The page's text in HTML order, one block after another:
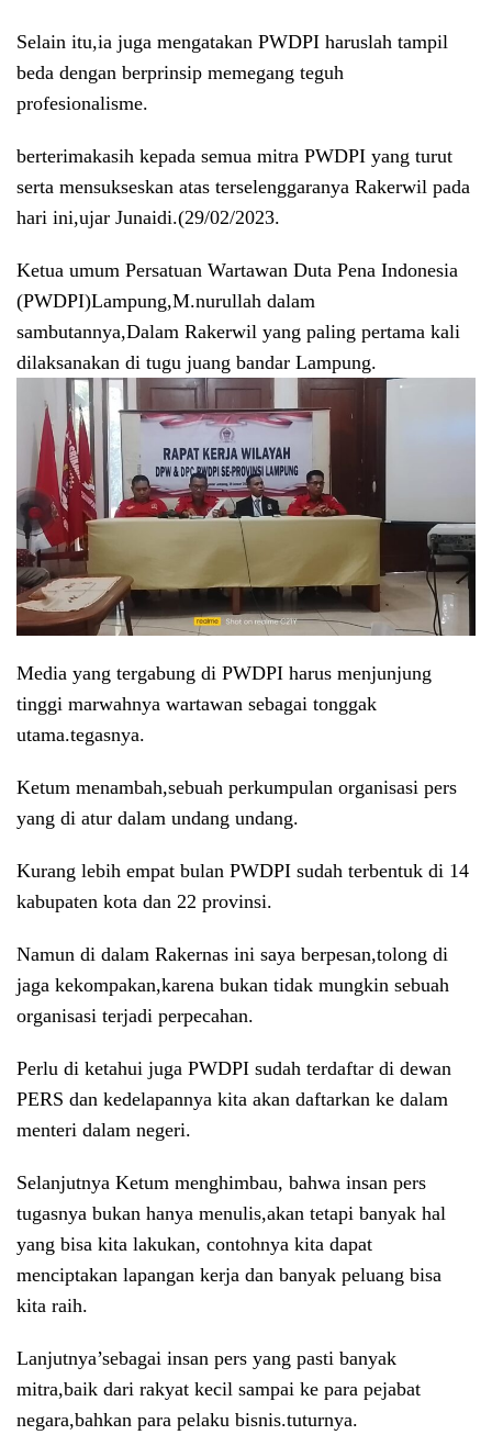
Selain itu,ia juga mengatakan PWDPI haruslah tampil
beda dengan berprinsip memegang teguh
profesionalisme.
berterimakasih kepada semua mitra PWDPI yang turut
serta mensukseskan atas terselenggaranya Rakerwil pada
hari ini,ujar Junaidi.(29/02/2023.
Ketua umum Persatuan Wartawan Duta Pena Indonesia
(PWDPI)Lampung,M.nurullah dalam
sambutannya,Dalam Rakerwil yang paling pertama kali
dilaksanakan di tugu juang bandar Lampung.
Media yang tergabung di PWDPI harus menjunjung
tinggi marwahnya wartawan sebagai tonggak
utama.tegasnya.
Ketum menambah,sebuah perkumpulan organisasi pers
yang di atur dalam undang undang.
Kurang lebih empat bulan PWDPI sudah terbentuk di 14
kabupaten kota dan 22 provinsi.
Namun di dalam Rakernas ini saya berpesan,tolong di
jaga kekompakan,karena bukan tidak mungkin sebuah
organisasi terjadi perpecahan.
Perlu di ketahui juga PWDPI sudah terdaftar di dewan
PERS dan kedelapannya kita akan daftarkan ke dalam
menteri dalam negeri.
Selanjutnya Ketum menghimbau, bahwa insan pers
tugasnya bukan hanya menulis,akan tetapi banyak hal
yang bisa kita lakukan, contohnya kita dapat
menciptakan lapangan kerja dan banyak peluang bisa
kita raih.
Lanjutnya’sebagai insan pers yang pasti banyak
mitra,baik dari rakyat kecil sampai ke para pejabat
negara,bahkan para pelaku bisnis.tuturnya.